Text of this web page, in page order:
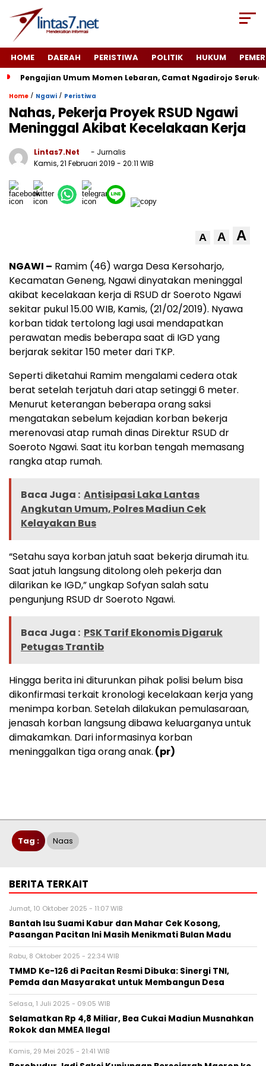
HOME DAERAH PERISTIWA POLITIK HUKUM
Pengajian Umum Momen Lebaran, Camat Ngadirojo
Home / Ngawi / Peristiwa
Nahas, Pekerja Proyek RSUD Ngawi
Meninggal Akibat Kecelakaan Kerja
Lintas7.net
- Jurnalis
Kamis, 21 Februari 2019 - 20:11 WIB
A A A
NGAWI – Ramim (46) warga Desa Kersoharjo,
Kecamatan Geneng, Ngawi dinyatakan meninggal
akibat kecelakaan kerja di RSUD dr Soeroto Ngawi
sekitar pukul 15.00 WIB, Kamis, (21/02/2019). Nyawa
korban tidak tertolong lagi usai mendapatkan
perawatan medis beberapa saat di IGD yang
berjarak sekitar 150 meter dari TKP.
Seperti diketahui Ramim mengalami cedera otak
berat setelah terjatuh dari atap setinggi 6 meter.
Menurut keterangan beberapa orang saksi
mengatakan sebelum kejadian korban bekerja
merenovasi atap rumah dinas Direktur RSUD dr
Soeroto Ngawi. Saat itu korban tengah memasang
rangka atap rumah.
Baca Juga : Antisipasi Laka Lantas
Angkutan Umum, Polres Madiun Cek
Kelayakan Bus
“Setahu saya korban jatuh saat bekerja dirumah itu.
Saat jatuh langsung ditolong oleh pekerja dan
dilarikan ke IGD,” ungkap Sofyan salah satu
pengunjung RSUD dr Soeroto Ngawi.
Baca Juga : PSK Tarif Ekonomis Digaruk
Petugas Trantib
Hingga berita ini diturunkan pihak polisi belum bisa
dikonfirmasi terkait kronologi kecelakaan kerja yang
menimpa korban. Setelah dilakukan pemulasaraan,
jenasah korban langsung dibawa keluarganya untuk
dimakamkan. Dari informasinya korban
meninggalkan tiga orang anak. (pr)
Tag : Naas
BERITA TERKAIT
Jumat, 10 Oktober 2025 - 11:07 WIB
Bantah Isu Suami Kabur dan Mahar Cek Kosong,
Pasangan Pacitan Ini Masih Menikmati Bulan Madu
Rabu, 8 Oktober 2025 - 22:34 WIB
TMMD Ke-126 di Pacitan Resmi Dibuka: Sinergi TNI,
Pemda dan Masyarakat untuk Membangun Desa
Selasa, 1 Juli 2025 - 09:05 WIB
Selamatkan Rp 4,8 Miliar, Bea Cukai Madiun Musnahkan
Rokok dan MMEA Ilegal
Kamis, 29 Mei 2025 - 21:41 WIB